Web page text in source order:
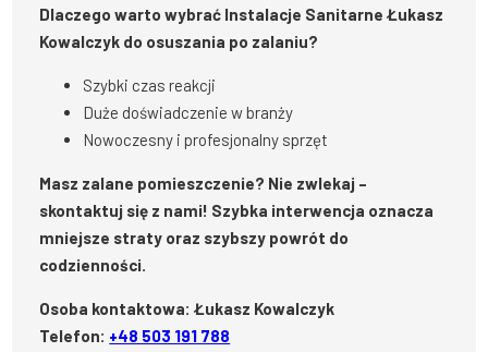
Dlaczego warto wybrać Instalacje Sanitarne Łukasz
Kowalczyk do osuszania po zalaniu?
Szybki czas reakcji
Duże doświadczenie w branży
Nowoczesny i profesjonalny sprzęt
Masz zalane pomieszczenie? Nie zwlekaj –
skontaktuj się z nami! Szybka interwencja oznacza
mniejsze straty oraz szybszy powrót do
codzienności.
Osoba kontaktowa: Łukasz Kowalczyk
Telefon: +48 503 191 788